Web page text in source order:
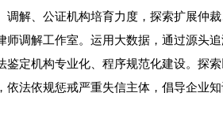
解、公证机构培育力度，探索扩展仲
调解工作室。运用大数据，通过源头
定机构专业化、程序规范化建设。探
法依规惩戒严重失信主体，倡导企业